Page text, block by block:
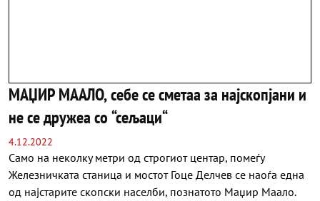
МАЏИР МААЛО, себе се сметаа за најскопјани и
не се дружеа со “сељаци“
4.12.2022
Само на неколку метри од строгиот центар, помеѓу
Железничката станица и мостот Гоце Делчев се наоѓа една
од најстарите скопски населби, познатото Маџир Маало.